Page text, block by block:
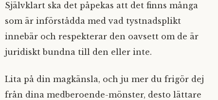
Självklart ska det påpekas att det finns många
som är införstådda med vad tystnadsplikt
innebär och respekterar den oavsett om de är
juridiskt bundna till den eller inte.
Lita på din magkänsla, och ju mer du frigör dej
från dina medberoende-mönster, desto lättare